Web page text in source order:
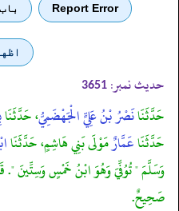
Report Error
حدیث نمبر: 3651
حَدَّثَنَانَصْرُ بْنُ عَلِيٍّ الْجَهْضَمِيُّ، حَدَّثَنَا
حَدَّثَنَاعَمَّارٌمَوْلَى بَنِي هَاشِمٍ، حَدَّثَنَا
وَسَلَّمَ " تُوُفِّيَ وَهُوَ ابْنُ خَمْسٍ وَسِتِّينَ ".
صَحِيحٌ.